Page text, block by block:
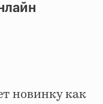
новинку как